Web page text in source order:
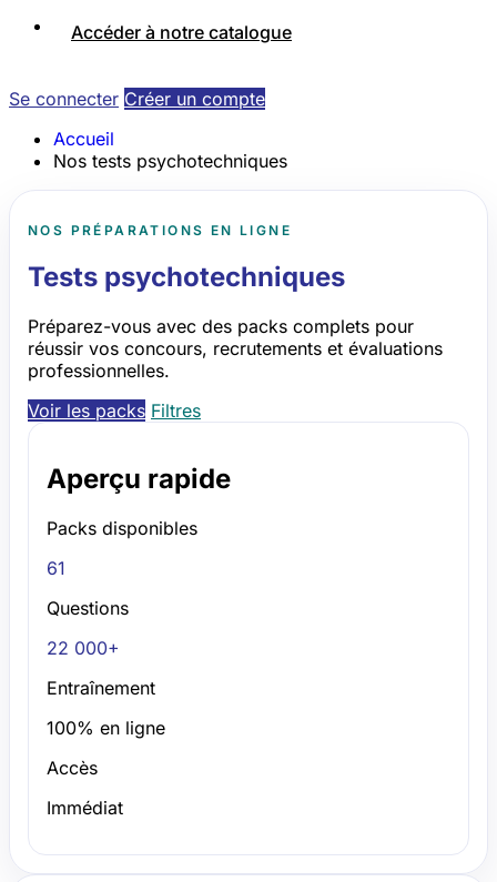
Accéder à notre catalogue
Se connecter Créer un compte
Accueil
Nos tests psychotechniques
NOS PRÉPARATIONS EN LIGNE
Tests psychotechniques
Préparez-vous avec des packs complets pour
réussir vos concours, recrutements et évaluations
professionnelles.
Voir les packs Filtres
Aperçu rapide
Packs disponibles
61
Questions
22 000+
Entraînement
100% en ligne
Accès
Immédiat